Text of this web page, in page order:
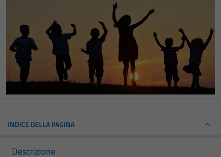
INDICE DELLA PAGINA
Descrizione